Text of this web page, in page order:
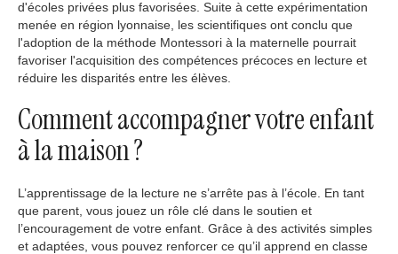
d'écoles privées plus favorisées. Suite à cette expérimentation
menée en région lyonnaise, les scientifiques ont conclu que
l'adoption de la méthode Montessori à la maternelle pourrait
favoriser l'acquisition des compétences précoces en lecture et
réduire les disparités entre les élèves.
Comment accompagner votre enfant
à la maison ?
L’apprentissage de la lecture ne s’arrête pas à l’école. En tant
que parent, vous jouez un rôle clé dans le soutien et
l’encouragement de votre enfant. Grâce à des activités simples
et adaptées, vous pouvez renforcer ce qu’il apprend en classe